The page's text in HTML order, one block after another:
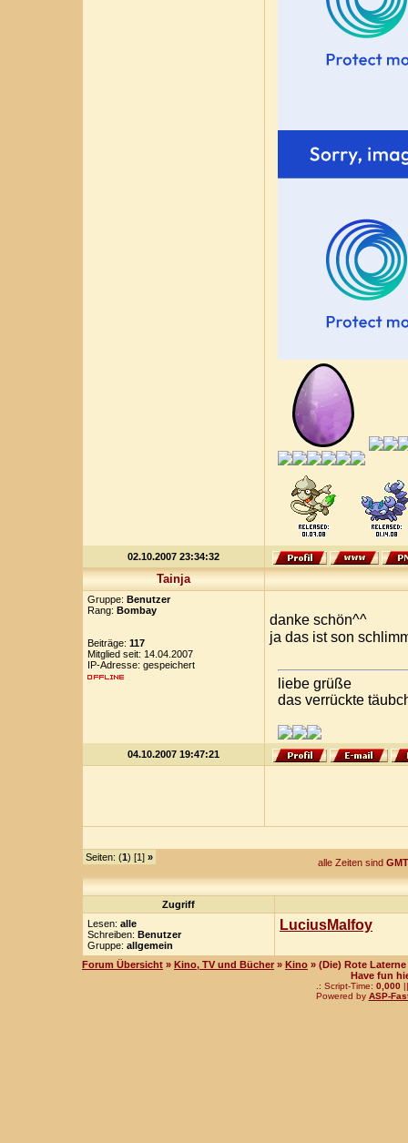
02.10.2007 23:34:32
Tainja
Gruppe: Benutzer
Rang: Bombay
Beiträge: 117
Mitglied seit: 14.04.2007
IP-Adresse: gespeichert
danke schön^^
ja das ist son
liebe grüße
das verrückte
04.10.2007 19:47:21
Seiten: (1) [1] » alle Zeiten sind
Zugriff
Lesen: alle
Schreiben: Benutzer
Gruppe: allgemein
LuciusMalfoy
Forum Übersicht » Kino, TV und Bücher » Kino » (Die) Rote Laterne
Have fun
.: Script-Time: 0,000||
Powered by ASP-